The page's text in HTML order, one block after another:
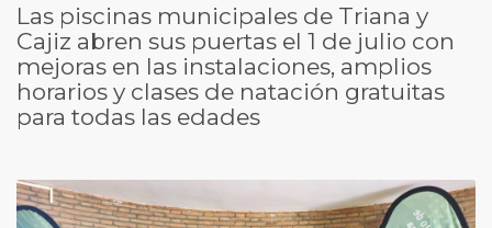
Las piscinas municipales de Triana y
Cajiz abren sus puertas el 1 de julio con
mejoras en las instalaciones, amplios
horarios y clases de natación gratuitas
para todas las edades